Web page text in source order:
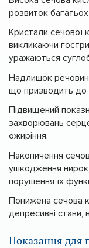
розвиток
Кристали сечової
викликаючи
уражаються
Надлишок
що призводить до
Підвищений
захворювань
ожиріння.
Накопичення
ушкодження
порушення їх
Понижена сечова
депресивні стани,
Показання для